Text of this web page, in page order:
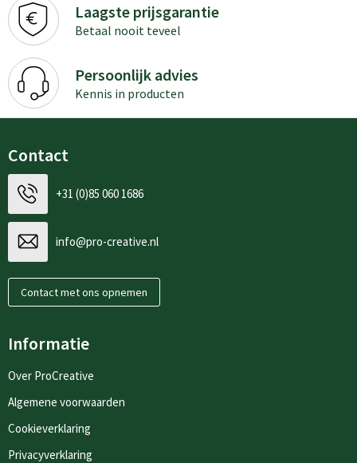
Laagste prijsgarantie
Betaal nooit teveel
Persoonlijk advies
Kennis in producten
Contact
+31 (0)85 060 1686
info@pro-creative.nl
Contact met ons opnemen
Informatie
Over ProCreative
Algemene voorwaarden
Cookieverklaring
Privacyverklaring